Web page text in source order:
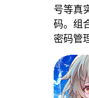
号等真
码。组
密码管